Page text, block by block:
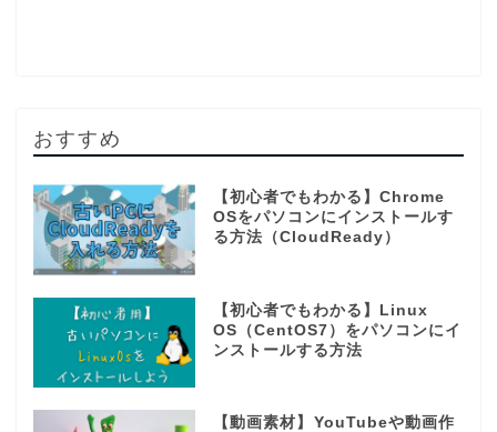
おすすめ
【初心者でもわかる】Chrome
OSをパソコンにインストールす
る方法（CloudReady）
【初心者でもわかる】Linux
OS（CentOS7）をパソコンにイ
ンストールする方法
【動画素材】YouTubeや動画作